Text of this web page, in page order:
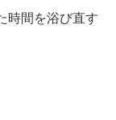
時間を浴び直す